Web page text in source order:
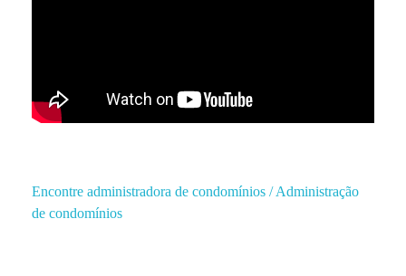
Encontre administradora de condomínios / Administração
de condomínios